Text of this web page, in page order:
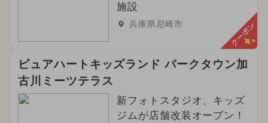
施設
兵庫県尼崎市 クーポン
ピュアハートキッズランド パークタウン加
古川ミーツテラス
新フォトスタジオ、キッズ
ジムが店舗改装オープン！